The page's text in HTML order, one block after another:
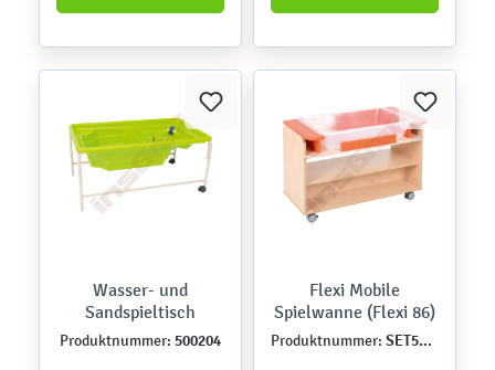
Wasser- und
Sandspieltisch
Produktnummer: 500204
Flexi Mobile
Spielwanne (Flexi 86)
Produktnummer: SET5176